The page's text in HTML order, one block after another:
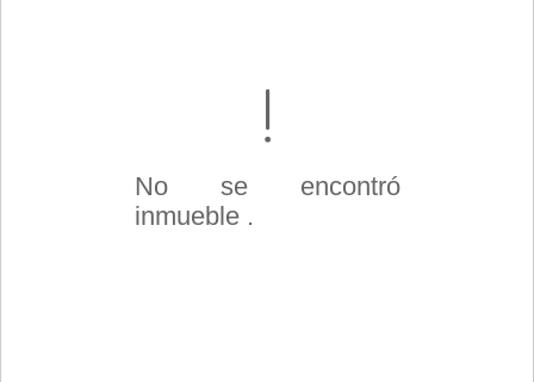
No se encontró
inmueble .